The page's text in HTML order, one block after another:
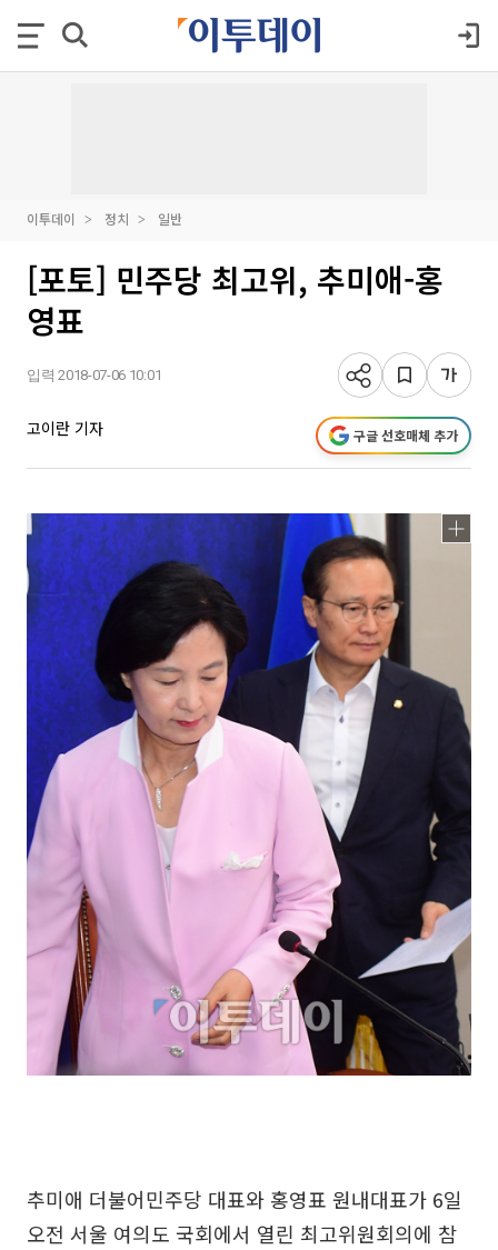
이투데이 정치 일반
[포토] 민주당 최고위, 추미애-홍
영표
입력 2018-07-06 10:01
고이란 기자 구글 선호매체 추가
추미애 더불어민주당 대표와 홍영표 원내대표가 6일
오전 서울 여의도 국회에서 열린 최고위원회의에 참